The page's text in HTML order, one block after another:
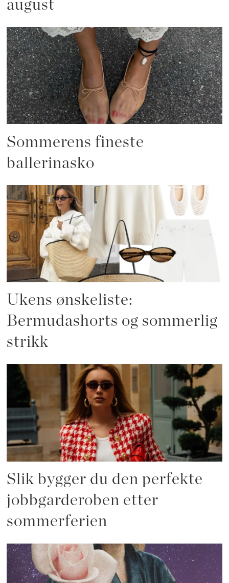
august
Sommerens fineste
ballerinasko
Ukens ønskeliste:
Bermudashorts og sommerlig
strikk
Slik bygger du den perfekte
jobbgarderoben etter
sommerferien